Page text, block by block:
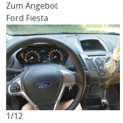
Zum Angebot
Ford Fiesta
1/12